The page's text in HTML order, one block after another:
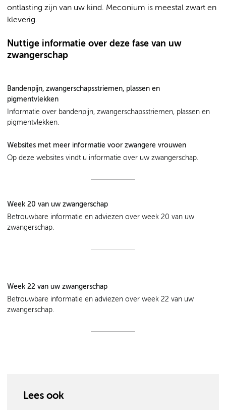
ontlasting zijn van uw kind. Meconium is meestal zwart en
kleverig.
Nuttige informatie over deze fase van uw
zwangerschap
Bandenpijn, zwangerschapsstriemen, plassen en
pigmentvlekken
Informatie over bandenpijn, zwangerschapsstriemen, plassen en
pigmentvlekken.
Websites met meer informatie voor zwangere vrouwen
Op deze websites vindt u informatie over uw zwangerschap.
Week 20 van uw zwangerschap
Betrouwbare informatie en adviezen over week 20 van uw
zwangerschap.
Week 22 van uw zwangerschap
Betrouwbare informatie en adviezen over week 22 van uw
zwangerschap.
Lees ook